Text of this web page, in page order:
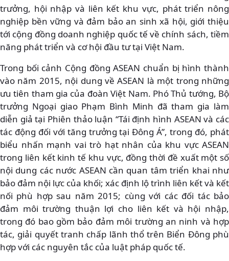
trưởng, hội nhập và liên kết khu vực, phát triển nông
nghiệp bền vững và đảm bảo an sinh xã hội, giới thiệu
tới cộng đồng doanh nghiệp quốc tế về chính sách, tiềm
năng phát triển và cơ hội đầu tư tại Việt Nam.
Trong bối cảnh Cộng đồng ASEAN chuẩn bị hình thành
vào năm 2015, nội dung về ASEAN là một trong những
ưu tiên tham gia của đoàn Việt Nam. Phó Thủ tướng, Bộ
trưởng Ngoại giao Phạm Bình Minh đã tham gia làm
diễn giả tại Phiên thảo luận “Tái định hình ASEAN và các
tác động đối với tăng trưởng tại Đông Á”, trong đó, phát
biểu nhấn mạnh vai trò hạt nhân của khu vực ASEAN
trong liên kết kinh tế khu vực, đồng thời đề xuất một số
nội dung các nước ASEAN cần quan tâm triển khai như
bảo đảm nội lực của khối; xác định lộ trình liên kết và kết
nối phù hợp sau năm 2015; cùng với các đối tác bảo
đảm môi trường thuận lợi cho liên kết và hội nhập,
trong đó bao gồm bảo đảm môi trường an ninh và hợp
tác, giải quyết tranh chấp lãnh thổ trên Biển Đông phù
hợp với các nguyên tắc của luật pháp quốc tế.